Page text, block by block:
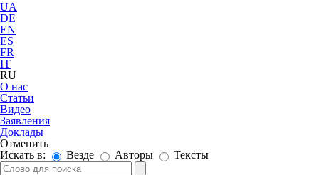
UA
DE
EN
ES
FR
IT
RU
О нас
Статьи
Видео
Заявления
Доклады
Отменить
Искать в:
Везде Авторы Тексты